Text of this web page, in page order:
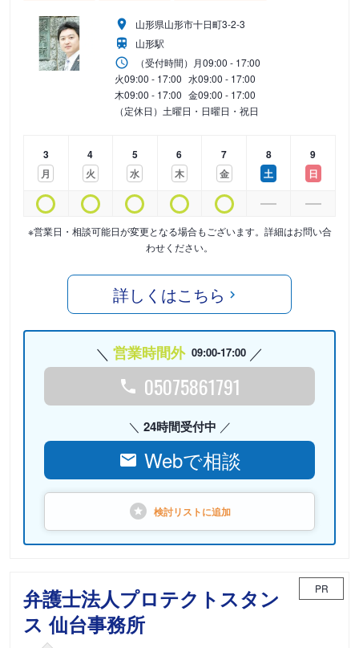
山形県山形市十日町3-2-3
山形駅
（受付時間） 月09:00 - 17:00
火09:00 - 17:00 水09:00 - 17:00
木09:00 - 17:00 金09:00 - 17:00
（定休日）土曜日・日曜日・祝日
3
月
4
火
5
水
6
木
7
金
8
土
9
日
※営業日・相談可能日が変更となる場合もございます。詳細はお問い合
わせください。
詳しくはこちら
営業時間外 09:00-17:00
05075861791
24時間受付中
Webで相談
検討リストに追加
弁護士法人プロテクトスタン
ス 仙台事務所
PR